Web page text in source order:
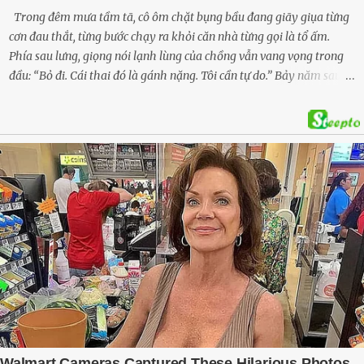
Trong đêm mưa tầm tã, cô ôm chặt bụng bầu đang giãy giụa từng
cơn đau thắt, từng bước chạy ra khỏi căn nhà từng gọi là tổ ấm.
Phía sau lưng, giọng nói lạnh lùng của chồng vẫn vang vọng trong
đầu: “Bỏ đi. Cái thai đó là gánh nặng. Tôi cần tự do.” Bảy năm sau,
kế hoạch được chuẩn bị kỹ lưỡng để người đàn ông phản bội ấy
phải trả giá … Hà Nội, mùa thu năm 2018, cái lạnh len lỏi qua từng
khe cửa gỗ cũ kỹ. Trong một căn biệt thự sang trọng ở phố Tây Hồ,
Ngọc Anh ngồi lặng lẽ trên ghế sofa, tay đặt lên bụng – nơi hai sinh
linh bé bỏng đang lớn dần từng ngày. Cô chưa bao giờ nghĩ mình sẽ
phải sống trong sợ hãi khi mang thai, đặc biệt là sợ… chính chồng
mình. Trí – người chồng mà cô từng yêu đến mù quáng, đã không
còn là người đàn ông của ngày đầu. Thành đạt, quyền lực, nhưng
cũng dối trá và lạnh lùng. Gần đây, anh hay về muộn, thậm chí có
đêm không về. Và rồi, trong một bữa cơm tối vắng lặng, Trí ném
xuống bàn ly n...